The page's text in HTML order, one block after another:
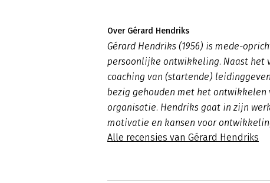
Over Gérard Hendriks
Gérard Hendriks (1956) is mede-
persoonlijke ontwikkeling. Naast het
coaching van (startende)
bezig gehouden met het
organisatie. Hendriks gaat in zijn
motivatie en kansen voor
Alle recensies van Gérard Hendriks